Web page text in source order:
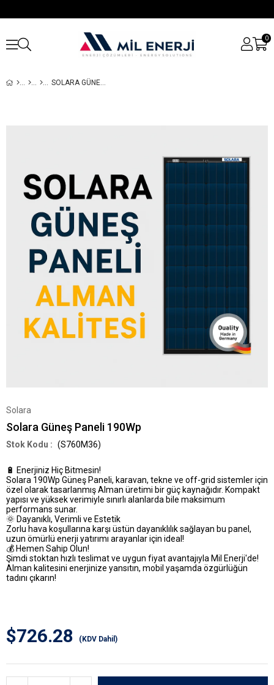
0
SOLARA GÜNEŞ PANELI 190WP
Solara
Solara Güneş Paneli 190Wp
(S760M36)
🔋 Enerjiniz Hiç Bitmesin!
Solara 190Wp Güneş Paneli, karavan, tekne ve off-grid sistemler için
özel olarak tasarlanmış Alman üretimi bir güç kaynağıdır. Kompakt
yapısı ve yüksek verimiyle sınırlı alanlarda bile maksimum
performans sunar.
🌞 Dayanıklı, Verimli ve Estetik
Zorlu hava koşullarına karşı üstün dayanıklılık sağlayan bu panel,
uzun ömürlü enerji yatırımı arayanlar için ideal!
💰 Hemen Sahip Olun!
Şimdi stoktan hızlı teslimat ve uygun fiyat avantajıyla Mil Enerji'de!
Alman kalitesini enerjinize yansıtın, mobil yaşamda özgürlüğün
tadını çıkarın!
$726.28 (KDV Dahil)